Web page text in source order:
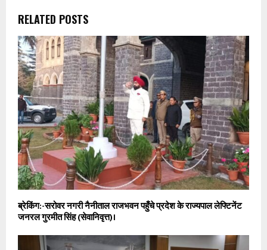
RELATED POSTS
ब्रेकिंग:-सरोवर नगरी नैनीताल राजभवन पहुँचे प्रदेश के राज्यपाल लेफ्टिनेंट
जनरल गुरमीत सिंह (सेवानिवृत्त)।